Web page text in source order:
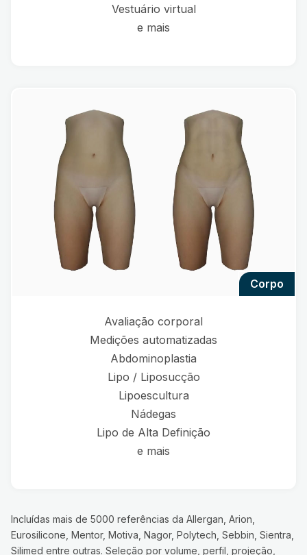
Vestuário virtual
e mais
corpo
Avaliação corporal
Medições automatizadas
Abdominoplastia
Lipo / Liposucção
Lipoescultura
Nádegas
Lipo de Alta Definição
e mais
Incluídas mais de 5000 referências da Allergan, Arion,
Eurosilicone, Mentor, Motiva, Nagor, Polytech, Sebbin, Sientra,
Silimed entre outras. Seleção por volume, perfil, projeção,